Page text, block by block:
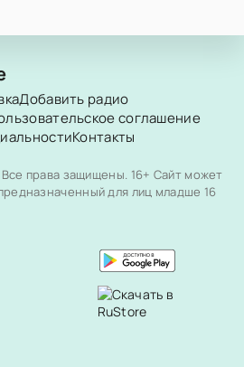
Добавить радио
соглашение
Контакты
права защищены. 16+ Сайт может
для лиц младше 16